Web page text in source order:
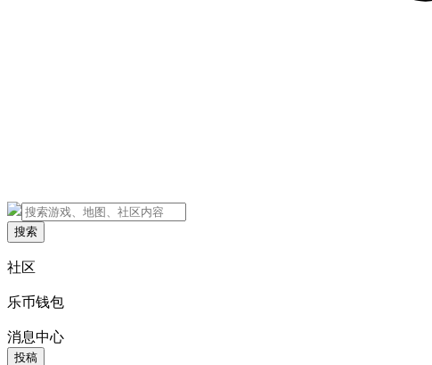
搜索
社区
乐币钱包
消息中心
投稿